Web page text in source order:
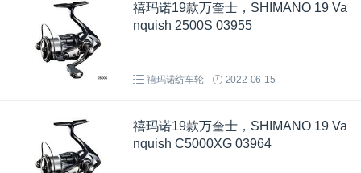
禧玛诺19款万奎士，SHIMANO 19 Va
nquish 2500S 03955
禧玛诺纺车轮 2022-06-15
禧玛诺19款万奎士，SHIMANO 19 Va
nquish C5000XG 03964